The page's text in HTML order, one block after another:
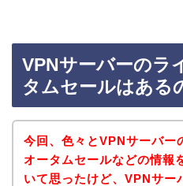
VPNサーバーのラ
タムセールはある
今回、色々とVPNサーバー
オータムセールなどの情報
いて思ったけど、VPNサー